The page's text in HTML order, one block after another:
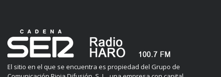
El sitio en el que se encuentra es propiedad del Grupo de